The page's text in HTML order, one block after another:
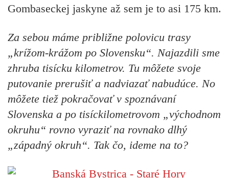
Gombaseckej jaskyne až sem je to asi 175 km.
Za sebou máme približne polovicu trasy
„krížom-krážom po Slovensku“. Najazdili sme
zhruba tisícku kilometrov. Tu môžete svoje
putovanie prerušiť a nadviazať nabudúce. No
môžete tiež pokračovať v spoznávaní
Slovenska a po tisíckilometrovom „východnom
okruhu“ rovno vyraziť na rovnako dlhý
„západný okruh“. Tak čo, ideme na to?